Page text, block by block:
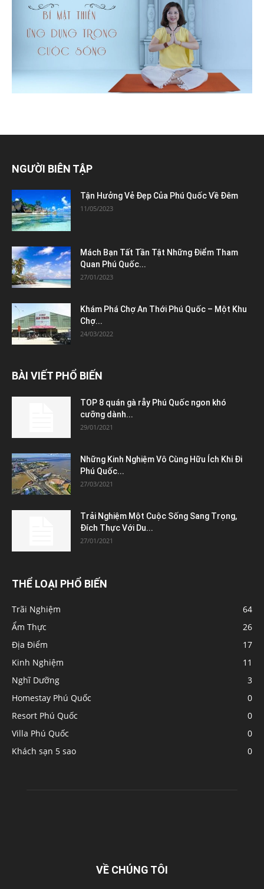
NGƯỜI BIÊN TẬP
Tận Hưởng Vẻ Đẹp Của Phú Quốc Về Đêm
11/05/2023
Mách Bạn Tất Tần Tật Những Điểm Tham
Quan Phú Quốc...
27/01/2023
Khám Phá Chợ An Thới Phú Quốc – Một Khu
Chợ...
24/03/2022
BÀI VIẾT PHỔ BIẾN
TOP 8 quán gà rẫy Phú Quốc ngon khó
cưỡng dành...
29/01/2021
Những Kinh Nghiệm Vô Cùng Hữu Ích Khi Đi
Phú Quốc...
27/03/2021
Trải Nghiệm Một Cuộc Sống Sang Trọng,
Đích Thực Với Du...
27/01/2021
THỂ LOẠI PHỔ BIẾN
Trãi Nghiệm
64
Ẩm Thực
26
Địa Điểm
17
Kinh Nghiệm
11
Nghĩ Dưỡng
3
Homestay Phú Quốc
0
Resort Phú Quốc
0
Villa Phú Quốc
0
Khách sạn 5 sao
0
VỀ CHÚNG TÔI